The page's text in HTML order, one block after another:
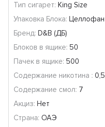
Тип сигарет: King Size
Упаковка Блока: Целлофан
Бренд: D&B (ДБ)
Блоков в ящике: 50
Пачек в ящике: 500
Содержание никотина : 0,5
Содержание смол: 7
Акциз: Нет
Страна: ОАЭ